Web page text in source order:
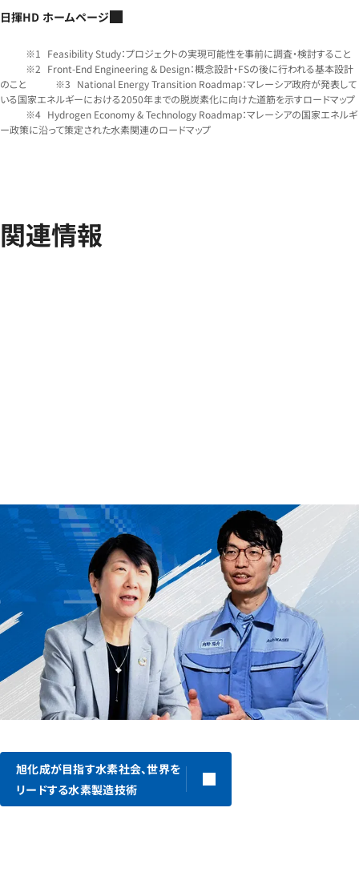
日揮HD ホームページ
Feasibility Study：プロジェクトの実現可能性を事前に調査・検討すること
Front-End Engineering & Design：概念設計・FSの後に行われる基本設計
のこと
National Energy Transition Roadmap：マレーシア政府が発表して
いる国家エネルギーにおける2050年までの脱炭素化に向けた道筋を示すロードマップ
Hydrogen Economy & Technology Roadmap：マレーシアの国家エネルギ
ー政策に沿って策定された水素関連のロードマップ
関連情報
旭化成が目指す水素社会、世界を
リードする水素製造技術